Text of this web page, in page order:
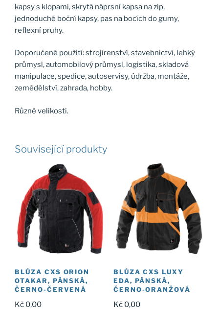
kapsy s klopami, skrytá náprsní kapsa na zip,
jednoduché boční kapsy, pas na bocích do gumy,
reflexní pruhy.
Doporučené použití: strojírenství, stavebnictví, lehký
průmysl, automobilový průmysl, logistika, skladová
manipulace, spedice, autoservisy, údržba, montáže,
zemědělství, zahrada, hobby.
Různé velikosti.
Související produkty
BLŮZA CXS ORION
OTAKAR, PÁNSKÁ,
ČERNO-ČERVENÁ
Kč 0,00
BLŮZA CXS LUXY
EDA, PÁNSKÁ,
ČERNO-ORANŽOVÁ
Kč0,00